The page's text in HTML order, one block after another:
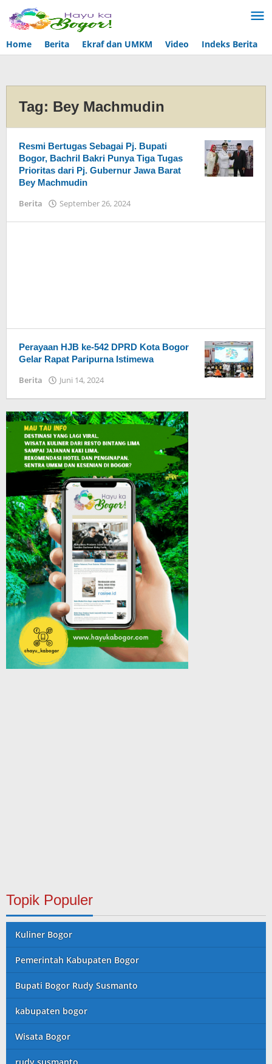
Lewati
ke
konten
Home
Berita Ekraf dan UMKM Video Indeks Berita
Tag: Bey Machmudin
Resmi Bertugas Sebagai Pj. Bupati
Bogor, Bachril Bakri Punya Tiga Tugas
Prioritas dari Pj. Gubernur Jawa Barat
Bey Machmudin
Berita September 26, 2024
Perayaan HJB ke-542 DPRD Kota Bogor
Gelar Rapat Paripurna Istimewa
Berita Juni 14, 2024
Ka
Bogor
Topik Populer
Kuliner Bogor
Pemerintah Kabupaten Bogor
Bupati Bogor Rudy Susmanto
kabupaten bogor
Wisata Bogor